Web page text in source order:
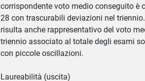
corrispondente voto medio conseguito è
28 con trascurabili deviazioni nel
risulta anche rappresentativo del voto
triennio associato al totale degli esami
con piccole oscillazioni.
Laureabilità (uscita)